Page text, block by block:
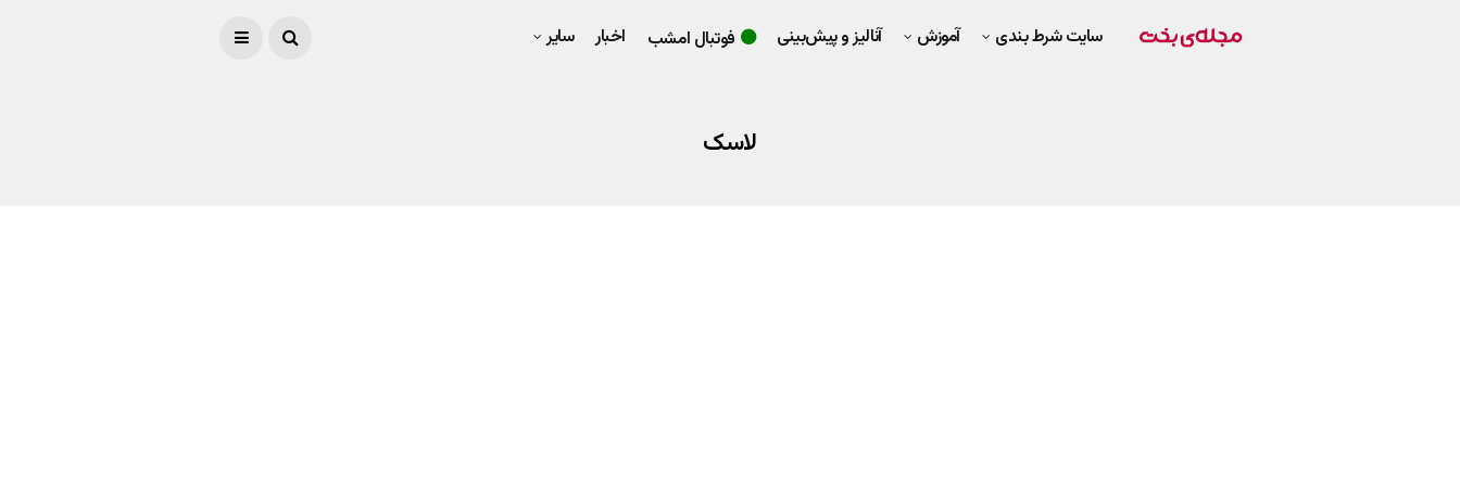
سایت شرط بندی آموزش آنالیز و پیش‌بینی فوتبال امشب اخبار سایر
لاسک